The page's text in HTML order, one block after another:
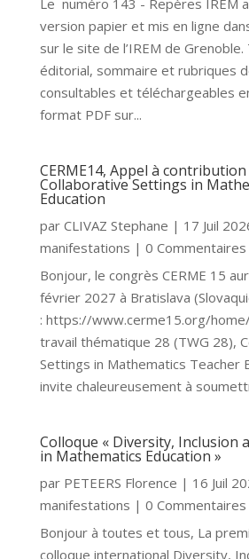
Le numéro 143 - Repères IREM
version papier et mis en ligne
sur le site de l’IREM de
éditorial, sommaire et rubriques
consultables et téléchargeables
format PDF sur...
CERME14, Appel à contribution
Collaborative Settings in
Education
par CLIVAZ Stephane | 17 Juil
manifestations | 0 Commentaires
Bonjour, le congrès CERME 15
février 2027 à Bratislava
: https://www.cerme15.org/
travail thématique 28 (TWG 28),
Settings in Mathematics Teacher
invite chaleureusement à
Colloque « Diversity, Inclusion
in Mathematics Education »
par PETEERS Florence | 16 Juil
manifestations | 0 Commentaires
Bonjour à toutes et tous, La
colloque international Diversity,